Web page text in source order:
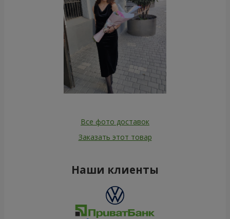
Все фото доставок
Заказать этот товар
Наши клиенты